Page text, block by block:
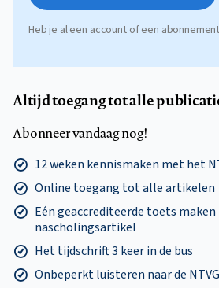
Heb je al een account of een
Altijd toegang tot alle
Abonneer vandaag nog!
12 weken kennismaken met het
Online toegang tot alle artikelen
Eén geaccrediteerde toets maken
nascholingsartikel
Het tijdschrift 3 keer in de bus
Onbeperkt luisteren naar de